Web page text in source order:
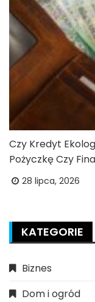
Czy Kredyt
Pożyczkę Czy
28 lipca, 2026
KATEGORIE
Biznes
Dom i ogród